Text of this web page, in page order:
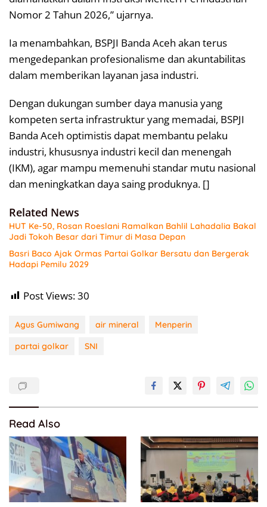
Nomor 2 Tahun 2026,” ujarnya.
Ia menambahkan, BSPJI Banda Aceh akan terus
mengedepankan profesionalisme dan akuntabilitas
dalam memberikan layanan jasa industri.
Dengan dukungan sumber daya manusia yang
kompeten serta infrastruktur yang memadai, BSPJI
Banda Aceh optimistis dapat membantu pelaku
industri, khususnya industri kecil dan menengah
(IKM), agar mampu memenuhi standar mutu nasional
dan meningkatkan daya saing produknya. []
Related News
HUT Ke-50, Rosan Roeslani Ramalkan Bahlil Lahadalia Bakal
Jadi Tokoh Besar dari Timur di Masa Depan
Basri Baco Ajak Ormas Partai Golkar Bersatu dan Bergerak
Hadapi Pemilu 2029
Post Views:30
Agus Gumiwang air mineral
Menperin
partai golkar
SNI
Read Also